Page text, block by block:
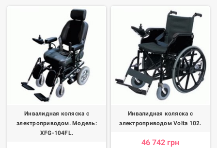
Инвалидная коляска с
электроприводом. Модель:
XFG-104FL.
Инвалидная коляска с
электроприводом Volta 102.
46 742 грн